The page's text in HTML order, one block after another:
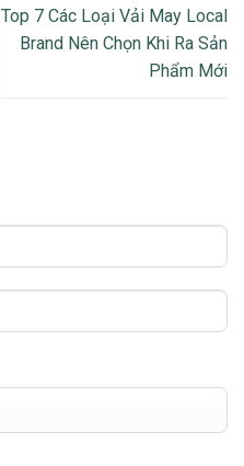
Top 7 Các Loại Vải May Local
Brand Nên Chọn Khi Ra Sản
Phẩm Mới